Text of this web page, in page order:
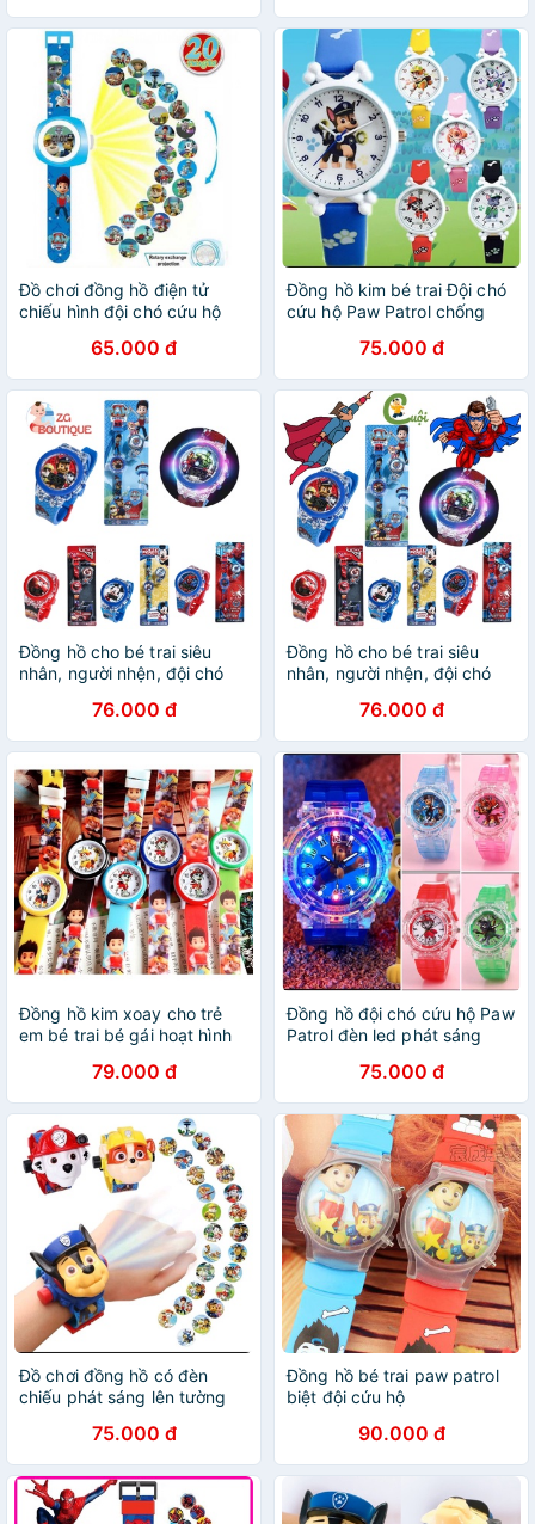
Đồ chơi đồng hồ điện tử
chiếu hình đội chó cứu hộ
65.000 đ
Đồng hồ kim bé trai Đội chó
cứu hộ Paw Patrol chống
75.000 đ
Đồng hồ cho bé trai siêu
nhân, người nhện, đội chó
76.000 đ
Đồng hồ cho bé trai siêu
nhân, người nhện, đội chó
76.000 đ
Đồng hồ kim xoay cho trẻ
em bé trai bé gái hoạt hình
chống nước nhẹ
79.000 đ
Đồng hồ đội chó cứu hộ Paw
Patrol đèn led phát sáng
75.000 đ
Đồ chơi đồng hồ có đèn
chiếu phát sáng lên tường
Patrol điện tử cho bé trai
75.000 đ
Đồng hồ bé trai paw patrol
biệt đội cứu hộ
90.000 đ